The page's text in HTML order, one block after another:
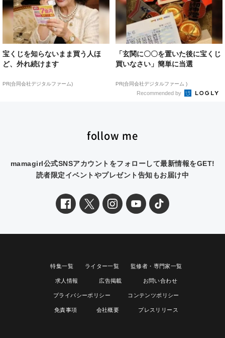
宝くじを知らないまま買う人ほ
ど、外れ続けます
PR(合同会社デジタルファーム)
「玄関に〇〇を置いた後に宝くじ
買いなさい」簡単に当選
PR(合同会社デジタルファーム )
Recommended by
follow me
mamagirl公式SNSアカウントをフォローして最新情報をGET!
読者限定イベントやプレゼント告知もお届け中
特集一覧 ライター一覧 監修者・専門家一覧
求人情報 広告掲載 お問い合わせ
プライバシーポリシー コンテンツポリシー
免責事項 会社概要 プレスリリース